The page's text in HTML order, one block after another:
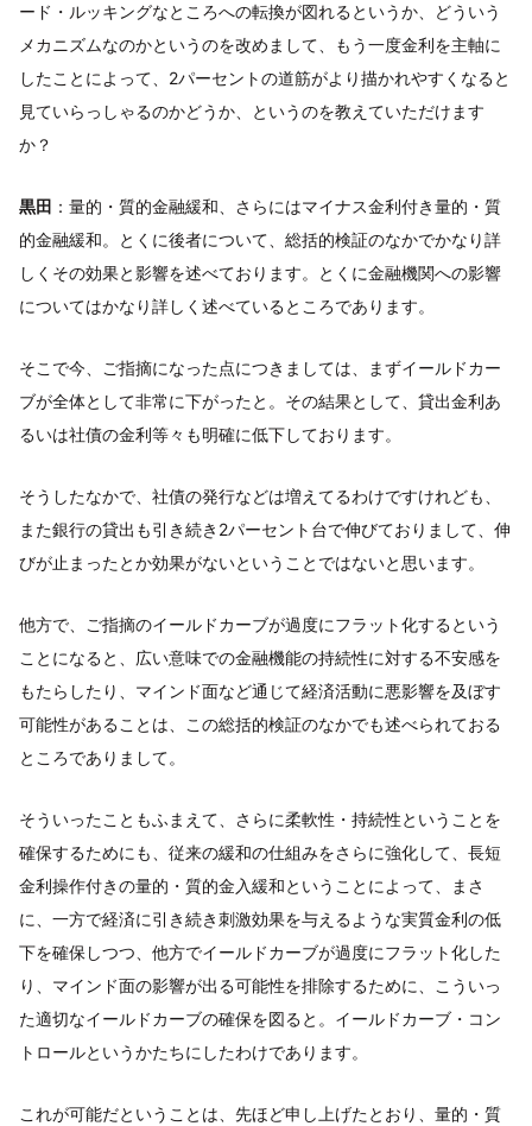
ード・ルッキングなところへの転換が図れるというか、どういう
メカニズムなのかというのを改めまして、もう一度金利を主軸に
したことによって、2パーセントの道筋がより描かれやすくなると
見ていらっしゃるのかどうか、というのを教えていただけます
か？
黒田 ：量的・質的金融緩和、さらにはマイナス金利付き量的・質
的金融緩和。とくに後者について、総括的検証のなかでかなり詳
しくその効果と影響を述べております。とくに金融機関への影響
についてはかなり詳しく述べているところであります。
そこで今、ご指摘になった点につきましては、まずイールドカー
ブが全体として非常に下がったと。その結果として、貸出金利あ
るいは社債の金利等々も明確に低下しております。
そうしたなかで、社債の発行などは増えてるわけですけれども、
また銀行の貸出も引き続き2パーセント台で伸びておりまして、伸
びが止まったとか効果がないということではないと思います。
他方で、ご指摘のイールドカーブが過度にフラット化するという
ことになると、広い意味での金融機能の持続性に対する不安感を
もたらしたり、マインド面など通じて経済活動に悪影響を及ぼす
可能性があることは、この総括的検証のなかでも述べられておる
ところでありまして。
そういったこともふまえて、さらに柔軟性・持続性ということを
確保するためにも、従来の緩和の仕組みをさらに強化して、長短
金利操作付きの量的・質的金入緩和ということによって、まさ
に、一方で経済に引き続き刺激効果を与えるような実質金利の低
下を確保しつつ、他方でイールドカーブが過度にフラット化した
り、マインド面の影響が出る可能性を排除するために、こういっ
た適切なイールドカーブの確保を図ると。イールドカーブ・コン
トロールというかたちにしたわけであります。
これが可能だということは、先ほど申し上げたとおり、量的・質